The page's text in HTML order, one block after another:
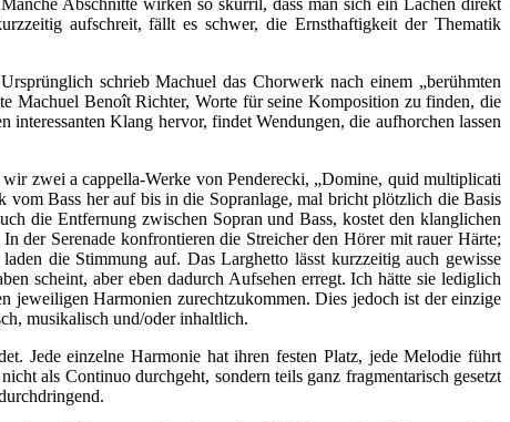
aufschreit, fällt es schwer, die Ernsthaftigkeit der Thematik
schrieb Machuel das Chorwerk nach einem „berühmten
Machuel Benoît Richter, Worte für seine Komposition zu finden, die
Klang hervor, findet Wendungen, die aufhorchen lassen
zwei a cappella-Werke von Penderecki, „Domine, quid multiplicati
Bass her auf bis in die Sopranlage, mal bricht plötzlich die Basis
die Entfernung zwischen Sopran und Bass, kostet den klanglichen
der Serenade konfrontieren die Streicher den Hörer mit rauer Härte;
die Stimmung auf. Das Larghetto lässt kurzzeitig auch gewisse
scheint, aber eben dadurch Aufsehen erregt. Ich hätte sie lediglich
jeweiligen Harmonien zurechtzukommen. Dies jedoch ist der einzige
musikalisch und/oder inhaltlich.
Jede einzelne Harmonie hat ihren festen Platz, jede Melodie führt
als Continuo durchgeht, sondern teils ganz fragmentarisch gesetzt